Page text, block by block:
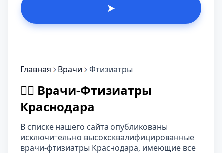
➤
Главная Врачи Фтизиатры
👨‍⚕️ Врачи-Фтизиатры
Краснодара
В списке нашего сайта опубликованы
исключительно высококвалифицированные
врачи-фтизиатры Краснодара, имеющие все